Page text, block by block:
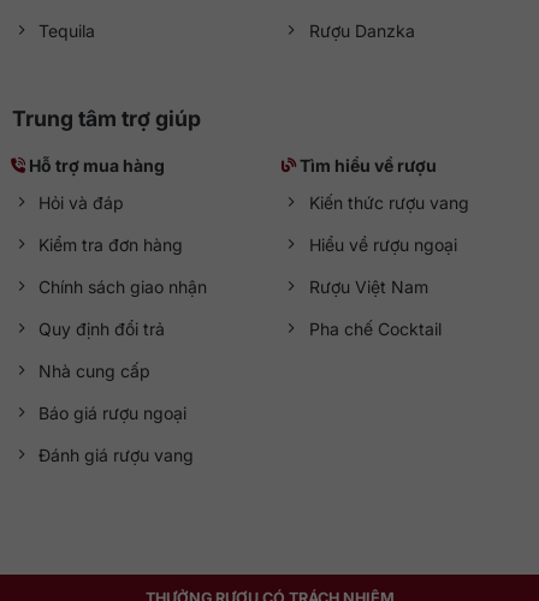
Tequila Rượu Danzka
Trung tâm trợ giúp
Hỗ trợ mua hàng
Hỏi và đáp
Kiểm tra đơn hàng
Chính sách giao nhận
Quy định đổi trả
Nhà cung cấp
Báo giá rượu ngoại
Đánh giá rượu vang
Tìm hiểu về rượu
Kiến thức rượu vang
Hiểu về rượu ngoại
Rượu Việt Nam
Pha chế Cocktail